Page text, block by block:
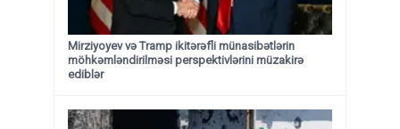
Mirziyoyev və Tramp ikitərəfli münasibətlərin
möhkəmləndirilməsi perspektivlərini müzakirə
ediblər